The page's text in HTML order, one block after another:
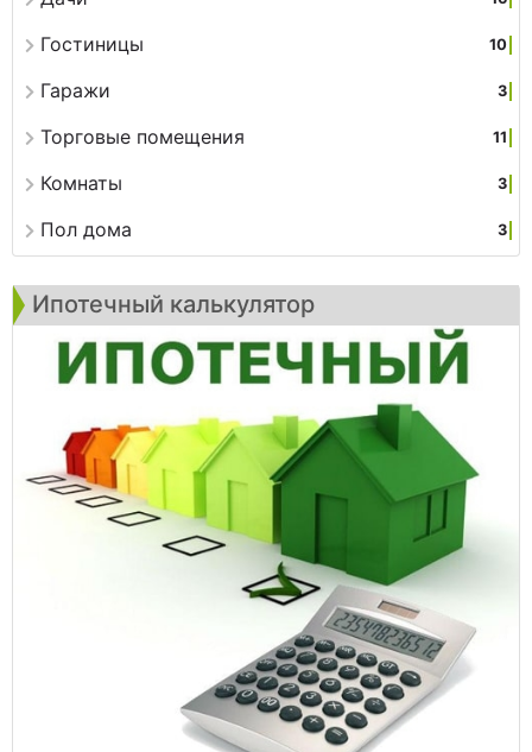
Гостиницы 10
Гаражи 3
Торговые помещения 11
Комнаты 3
Пол дома 3
Ипотечный калькулятор